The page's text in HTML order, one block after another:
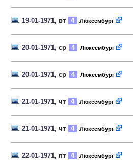
19-01-1971, вт 4 Люксембург
20-01-1971, ср 4 Люксембург
20-01-1971, ср 4 Люксембург
21-01-1971, чт 4 Люксембург
21-01-1971, чт 4 Люксембург
22-01-1971, пт 4 Люксембург